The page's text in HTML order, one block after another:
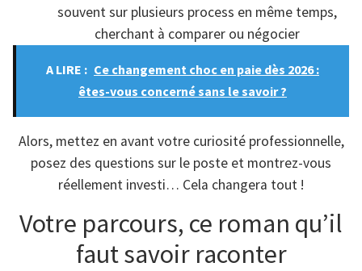
souvent sur plusieurs process en même temps,
cherchant à comparer ou négocier
A LIRE : Ce changement choc en paie dès 2026 :
êtes-vous concerné sans le savoir ?
Alors, mettez en avant votre curiosité professionnelle,
posez des questions sur le poste et montrez-vous
réellement investi… Cela changera tout !
Votre parcours, ce roman qu’il
faut savoir raconter